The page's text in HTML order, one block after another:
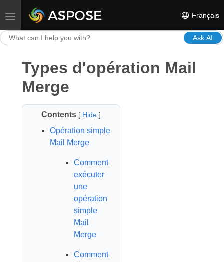
Toggle navigation Français
Ask AI
Types d'opération Mail
Merge
Contents [ Hide]
Opération simple
Mail Merge
Comment
exécuter
une
opération
simple
Mail
Merge
Comment